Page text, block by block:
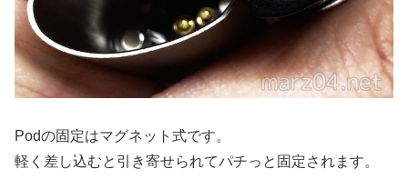
Podの固定はマグネット式です。
軽く差し込むと引き寄せられてパチっと固定されます。